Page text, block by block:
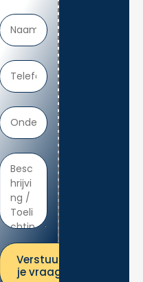
Verstuur
je vraag